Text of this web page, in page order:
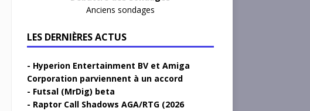
Anciens sondages
LES DERNIÈRES ACTUS
Hyperion Entertainment BV et Amiga
Corporation parviennent à un accord
Futsal (MrDig) beta
Raptor Call Shadows AGA/RTG (2026